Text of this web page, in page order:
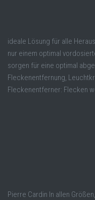
ideale Lösung für alle
nur einem optimal
sorgen für eine optimal
Fleckenentfernung,
Fleckenentferner: Flecken
Pierre Cardin In allen